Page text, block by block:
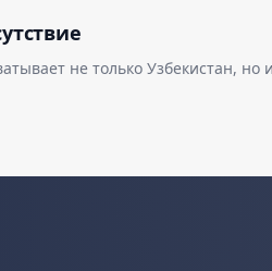
не только Узбекистан,